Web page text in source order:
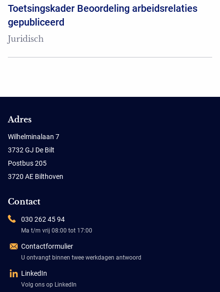
Toetsingskader Beoordeling arbeidsrelaties
gepubliceerd
Juridisch
Adres
Wilhelminalaan 7
3732 GJ De Bilt
Postbus 205
3720 AE Bilthoven
Contact
030 262 45 94
Ma t/m vrij 08:00 tot 17:00
Contactformulier
U ontvangt binnen twee werkdagen antwoord
LinkedIn
Volg ons op LinkedIn